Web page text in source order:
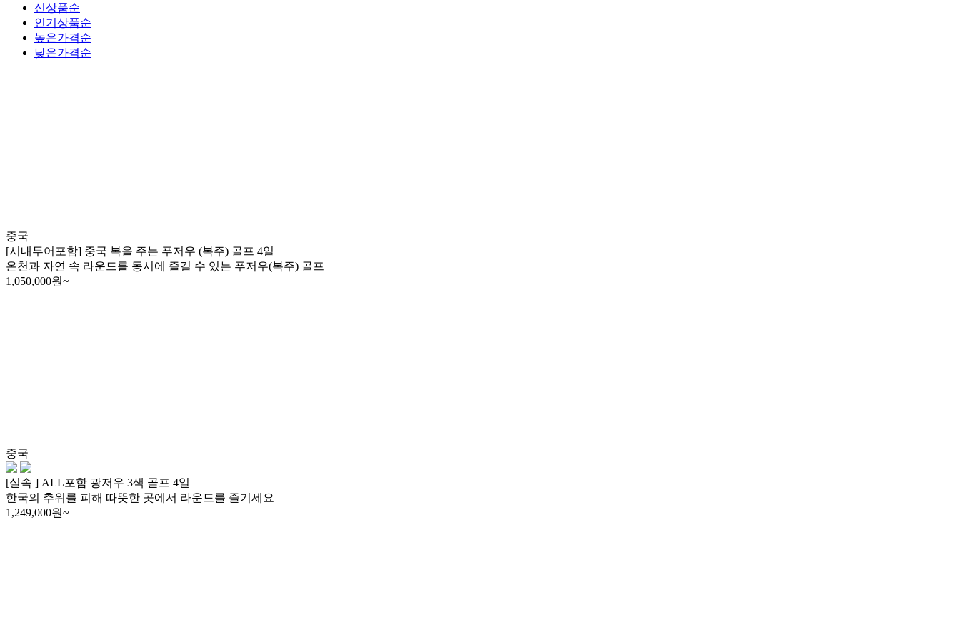
신상품순
인기상품순
높은가격순
낮은가격순
중국
[시내투어포함] 중국 복을 주는 푸저우 (복주) 골프 4일
온천과 자연 속 라운드를 동시에 즐길 수 있는 푸저우(복주) 골프
1,050,000원~
중국
[실속 ] ALL포함 광저우 3색 골프 4일
한국의 추위를 피해 따뜻한 곳에서 라운드를 즐기세요
1,249,000원~